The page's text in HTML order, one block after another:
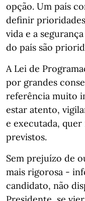
opção. Um país
definir
vida e a
do país são
A Lei de
por grandes
referência muito
estar atento,
e executada,
previstos.
Sem prejuízo de
mais rigorosa -
candidato, não